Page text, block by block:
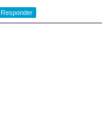
Responder